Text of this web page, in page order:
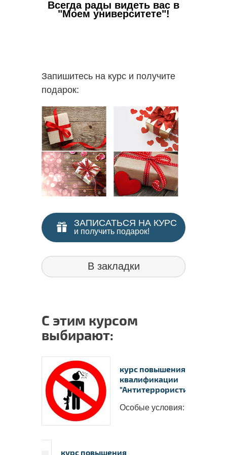
Всегда рады видеть вас в
"Моем университете"!
Запишитесь на курс и получите
подарок:
ЗАПИСАТЬСЯ НА КУРС
и получить подарок!
В закладки
С этим курсом
выбирают:
курс повышения
квалификации
"Антитеррористиче..
Особые условия: ..
курс повышения